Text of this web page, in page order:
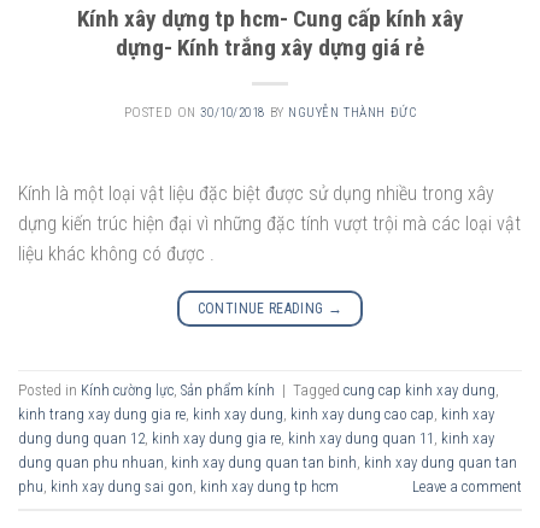
Kính xây dựng tp hcm- Cung cấp kính xây
dựng- Kính trắng xây dựng giá rẻ
POSTED ON30/10/2018 BY NGUYỄN THÀNH ĐỨC
Kính là một loại vật liệu đặc biệt được sử dụng nhiều trong xây
dựng kiến trúc hiện đại vì những đặc tính vượt trội mà các loại vật
liệu khác không có được .
CONTINUE READING →
Posted in Kính cường lực Sản phẩm kính | Tagged cung cap kinh xay dung
kinh trang xay dung gia re kinh xay dung kinh xay dung cao cap kinh xay
dung dung quan 12 kinh xay dung gia re kinh xay dung quan 11 kinh xay
dung quan phu nhuan kinh xay dung quan tan binh kinh xay dung quan tan
phu kinh xay dung sai gon kinh xay dung tp hcm Leave a comment